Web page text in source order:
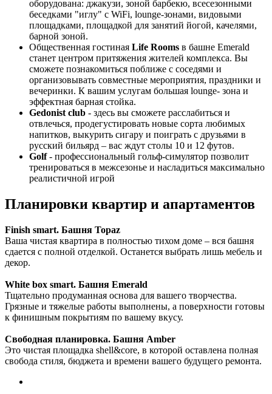
оборудована: джакузи, зоной барбекю, всесезонными
беседками "иглу" с WiFi, lounge-зонами, видовыми
площадками, площадкой для занятий йогой, качелями,
барной зоной.
Общественная гостиная Life Rooms в башне Emerald
станет центром притяжения жителей комплекса. Вы
сможете познакомиться поближе с соседями и
организовывать совместные мероприятия, праздники и
вечеринки. К вашим услугам большая lounge- зона и
эффектная барная стойка.
Gedonist club - здесь вы сможете расслабиться и
отвлечься, продегустировать новые сорта любимых
напитков, выкурить сигару и поиграть с друзьями в
русский бильярд – вас ждут столы 10 и 12 футов.
Golf- профессиональный гольф-симулятор позволит
тренироваться в межсезонье и насладиться максимально
реалистичной игрой
Планировки квартир и апартаментов
Finish smart. Башня Topaz
Ваша чистая квартира в полностью тихом доме – вся башня
сдается с полной отделкой. Останется выбрать лишь мебель и
декор.
White box smart. Башня Emerald
Тщательно продуманная основа для вашего творчества.
Грязные и тяжелые работы выполнены, а поверхности готовы
к финишным покрытиям по вашему вкусу.
Свободная планировка. Башня Amber
Это чистая площадка shell&core, в которой оставлена полная
свобода стиля, бюджета и времени вашего будущего ремонта.